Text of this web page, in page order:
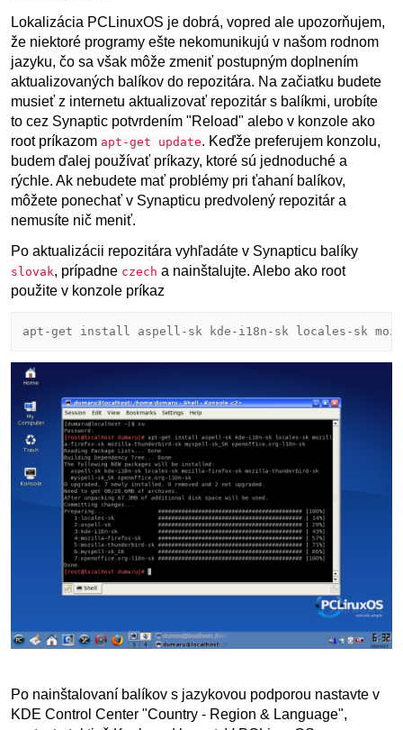
Lokalizácia PCLinuxOS je dobrá, vopred ale upozorňujem,
že niektoré programy ešte nekomunikujú v našom rodnom
jazyku, čo sa však môže zmeniť postupným doplnením
aktualizovaných balíkov do repozitára. Na začiatku budete
musieť z internetu aktualizovať repozitár s balíkmi, urobíte
to cez Synaptic potvrdením "Reload" alebo v konzole ako
root príkazom apt-get update. Keďže preferujem konzolu,
budem ďalej používať príkazy, ktoré sú jednoduché a
rýchle. Ak nebudete mať problémy pri ťahaní balíkov,
môžete ponechať v Synapticu predvolený repozitár a
nemusíte nič meniť.
Po aktualizácii repozitára vyhľadáte v Synapticu balíky
slovak, prípadne czech a nainštalujte. Alebo ako root
použite v konzole príkaz
Po nainštalovaní balíkov s jazykovou podporou nastavte v
KDE Control Center "Country - Region & Language",